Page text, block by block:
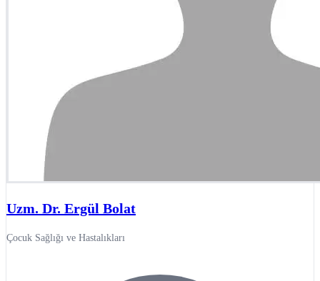
Uzm. Dr. Ergül Bolat
Çocuk Sağlığı ve Hastalıkları